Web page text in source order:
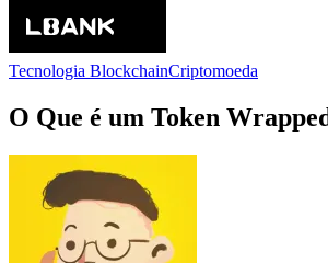
Tecnologia BlockchainCriptomoeda
O Que é um Token